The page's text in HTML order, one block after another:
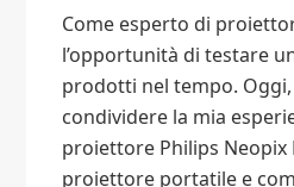
Come esperto di
l’opportunità di testare
prodotti nel tempo.
condividere la mia
proiettore Philips Neopix
proiettore portatile e